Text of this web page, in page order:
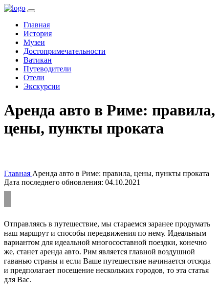
Главная(current)
История
Музеи
Достопримечательности
Ватикан
Путеводители
Отели
Экскурсии
Аренда авто в Риме: правила,
цены, пункты проката
Главная Аренда авто в Риме: правила, цены, пункты проката
Дата последнего обновления: 04.10.2021
Отправляясь в путешествие, мы стараемся заранее продумать
наш маршрут и способы передвижения по нему. Идеальным
вариантом для идеальной многосоставной поездки, конечно
же, станет аренда авто. Рим является главной воздушной
гаванью страны и если Ваше путешествие начинается отсюда
и предполагает посещение нескольких городов, то эта статья
для Вас.